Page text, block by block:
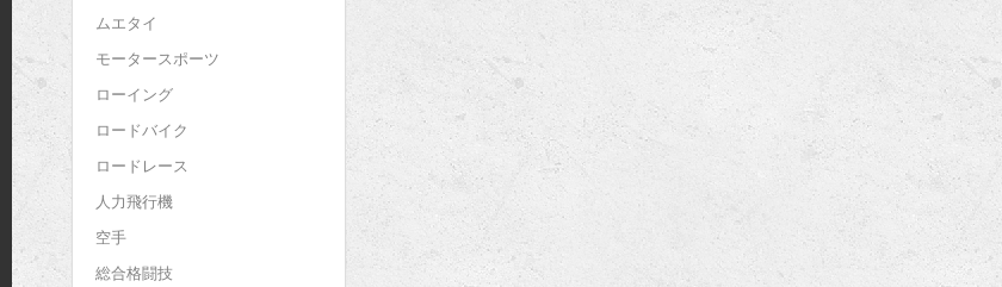
ムエタイ
モータースポーツ
ローイング
ロードバイク
ロードレース
人力飛行機
空手
総合格闘技